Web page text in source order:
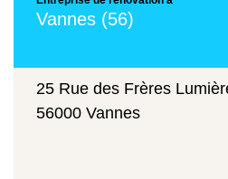
Vannes (56)
25 Rue des Frères
56000 Vannes